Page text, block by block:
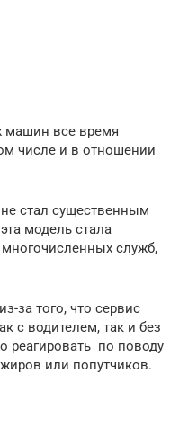
машин все время
числе и в отношении
стал существенным
модель стала
служб,
за того, что сервис
с водителем, так и без
реагировать по поводу
или попутчиков.